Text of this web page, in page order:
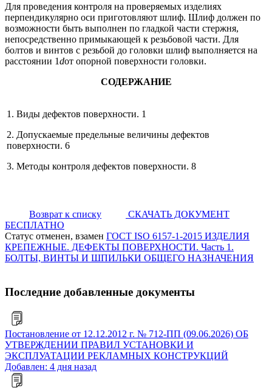
Для проведения контроля на проверяемых изделиях
перпендикулярно оси приготовляют шлиф. Шлиф должен по
возможности быть выполнен по гладкой части стержня,
непосредственно примыкающей к резьбовой части. Для
болтов и винтов с резьбой до головки шлиф выполняется на
расстоянии 1dот опорной поверхности головки.
СОДЕРЖАНИЕ
1. Виды дефектов поверхности. 1
2. Допускаемые предельные величины дефектов
поверхности. 6
3. Методы контроля дефектов поверхности. 8
Возврат к списку
СКАЧАТЬ ДОКУМЕНТ
БЕСПЛАТНО
Статус отменен, взамен ГОСТ ISO 6157-1-2015 ИЗДЕЛИЯ
КРЕПЕЖНЫЕ. ДЕФЕКТЫ ПОВЕРХНОСТИ. Часть 1.
БОЛТЫ, ВИНТЫ И ШПИЛЬКИ ОБЩЕГО НАЗНАЧЕНИЯ
Последние добавленные документы
Постановление от 12.12.2012 г. № 712-ПП (09.06.2026) ОБ
УТВЕРЖДЕНИИ ПРАВИЛ УСТАНОВКИ И
ЭКСПЛУАТАЦИИ РЕКЛАМНЫХ КОНСТРУКЦИЙ
Добавлен: 4 дня назад